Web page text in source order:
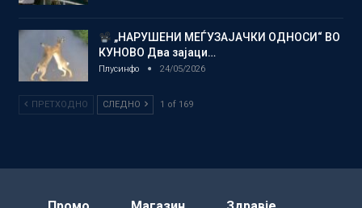
„НАРУШЕНИ МЕЃУЗАЈАЧКИ ОДНОСИ“ ВО
КУНОВО Два зајаци…
Плусинфо 24/05/2026
ПРЕТХОДНО СЛЕДНО 1 of 169